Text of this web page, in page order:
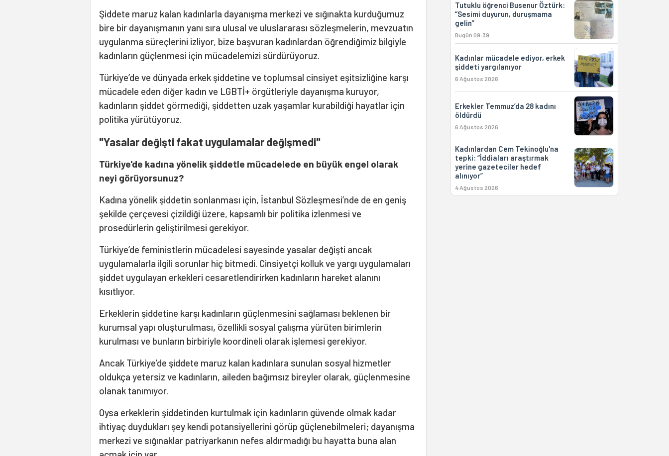
Şiddete maruz kalan kadınlarla dayanışma merkezi ve sığınakta kurduğumuz
bire bir dayanışmanın yanı sıra ulusal ve uluslararası sözleşmelerin, mevzuatın
uygulanma süreçlerini izliyor, bize başvuran kadınlardan öğrendiğimiz bilgiyle
kadınların güçlenmesi için mücadelemizi sürdürüyoruz.
Türkiye’de ve dünyada erkek şiddetine ve toplumsal cinsiyet eşitsizliğine karşı
mücadele eden diğer kadın ve LGBTİ+ örgütleriyle dayanışma kuruyor,
kadınların şiddet görmediği, şiddetten uzak yaşamlar kurabildiği hayatlar için
politika yürütüyoruz.
"Yasalar değişti fakat uygulamalar değişmedi"
Türkiye'de kadına yönelik şiddetle mücadelede en büyük engel olarak
neyi görüyorsunuz?
Kadına yönelik şiddetin sonlanması için, İstanbul Sözleşmesi’nde de en geniş
şekilde çerçevesi çizildiği üzere, kapsamlı bir politika izlenmesi ve
prosedürlerin geliştirilmesi gerekiyor.
Türkiye’de feministlerin mücadelesi sayesinde yasalar değişti ancak
uygulamalarla ilgili sorunlar hiç bitmedi. Cinsiyetçi kolluk ve yargı uygulamaları
şiddet uygulayan erkekleri cesaretlendirirken kadınların hareket alanını
kısıtlıyor.
Erkeklerin şiddetine karşı kadınların güçlenmesini sağlaması beklenen bir
kurumsal yapı oluşturulması, özellikli sosyal çalışma yürüten birimlerin
kurulması ve bunların birbiriyle koordineli olarak işlemesi gerekiyor.
Ancak Türkiye’de şiddete maruz kalan kadınlara sunulan sosyal hizmetler
oldukça yetersiz ve kadınların, aileden bağımsız bireyler olarak, güçlenmesine
olanak tanımıyor.
Oysa erkeklerin şiddetinden kurtulmak için kadınların güvende olmak kadar
ihtiyaç duydukları şey kendi potansiyellerini görüp güçlenebilmeleri; dayanışma
merkezi ve sığınaklar patriyarkanın nefes aldırmadığı bu hayatta buna alan
Tutuklu öğrenci Busenur Öztürk:
“Sesimi duyurun, duruşmama
gelin”
Bugün 09:39
Kadınlar mücadele ediyor, erkek
şiddeti yargılanıyor
6 Ağustos 2026
Erkekler Temmuz’da 28 kadını
öldürdü
6 Ağustos 2026
Kadınlardan Cem Tekinoğlu'na
tepki: “İddiaları araştırmak
yerine gazeteciler hedef
alınıyor”
4 Ağustos 2026